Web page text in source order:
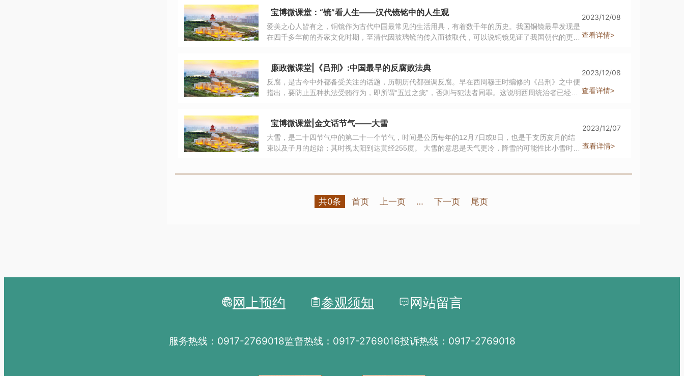
宝博微课堂：“镜”看人生——汉代镜铭中的人生观
爱美之心人皆有之，铜镜作为古代中国最常见的生活用具，有着数千年的历史。我国铜镜最早发现是
在四千多年前的齐家文化时期，至清代因玻璃镜的传入而被取代，可以说铜镜见证了我国朝代的更迭
2023/12/08
查看详情>
廉政微课堂|《吕刑》:中国最早的反腐败法典
反腐，是古今中外都备受关注的话题，历朝历代都强调反腐。早在西周穆王时编修的《吕刑》之中便
指出，要防止五种执法受贿行为，即所谓“五过之疵”，否则与犯法者同罪。这说明西周统治者已经开
2023/12/08
查看详情>
宝博微课堂|金文话节气——大雪
大雪，是二十四节气中的第二十一个节气，时间是公历每年的12月7日或8日，也是干支历亥月的结
束以及子月的起始；其时视太阳到达黄经255度。 大雪的意思是天气更冷，降雪的可能性比小雪时更
2023/12/07
查看详情>
共0条 首页 上一页 … 下一页 尾页
网上预约 参观须知 网站留言
服务热线：0917-2769018监督热线：0917-2769016投诉热线：0917-2769018